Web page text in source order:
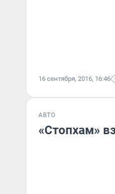
16 сентября, 2016, 16:46
АВТО
«Стопхам»